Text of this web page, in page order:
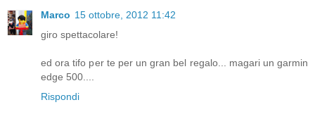
Marco 15 ottobre, 2012 11:42
giro spettacolare!
ed ora tifo per te per un gran bel regalo... magari un garmin
edge 500....
Rispondi